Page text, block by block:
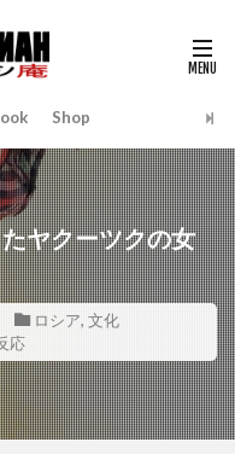
Shop
ヤクーツクの女
ロシア, 文化
応